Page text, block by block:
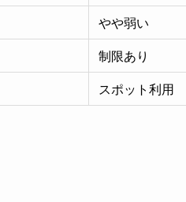
やや弱い
制限あり
スポット利用